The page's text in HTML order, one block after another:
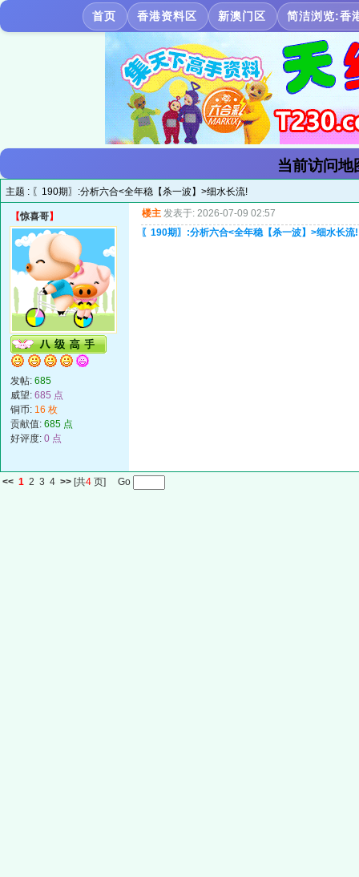
首页 香港资料区 新澳门区 简洁浏览:香
当前访问地
主题 : 〖190期〗:分析六合<全年稳【杀一波】>细水长流!
【惊喜哥】
发帖: 685
威望: 685 点
铜币: 16 枚
贡献值: 685 点
好评度: 0 点
楼主 发表于: 2026-07-09 02:57
〖190期〗:分析六合<全年稳【杀一波】>细水长流!
<< 1 2 3 4 >> [共4 页] Go